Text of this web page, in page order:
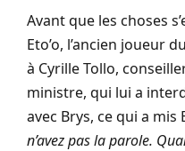
Avant que les choses
Eto’o, l’ancien joueur
à Cyrille Tollo,
ministre, qui lui a
avec Brys, ce qui a mis
n’avez pas la parole.